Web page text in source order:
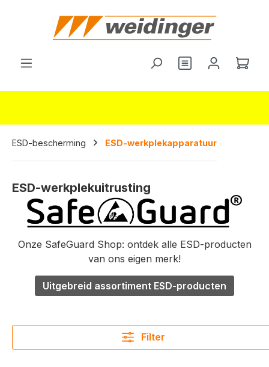
Je hebt 0 items
ESD-bescherming ESD-werkplekapparatuur
ESD-werkplekuitrusting
Onze SafeGuard Shop: ontdek alle ESD-producten
van ons eigen merk!
Uitgebreid assortiment ESD-producten
Filter